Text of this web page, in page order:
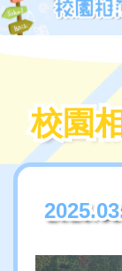
校園
校園